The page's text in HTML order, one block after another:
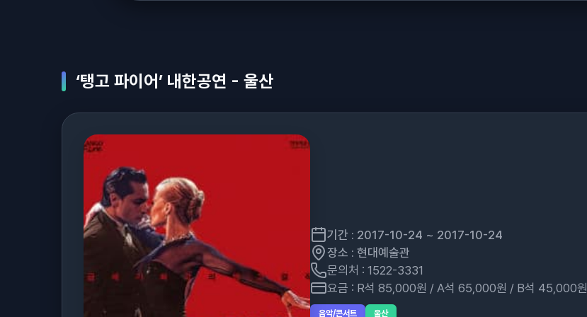
‘탱고 파이어’ 내한공연 - 울산
기간 : 2017-10-24 ~ 2017-10-24
장소 : 현대예술관
문의처 : 1522-3331
요금 : R석 85,000원 / A석 65,000원 / B석 45,000원
음악/콘서트 울산